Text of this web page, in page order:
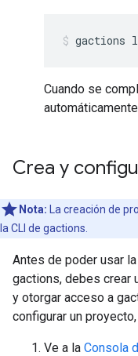
gactions
Cuando se
Crea y
Nota: La creación de
la CLI de gactions.
Antes de poder usar
gactions, debes crear
y otorgar acceso a
configurar un
Ve a la Consola